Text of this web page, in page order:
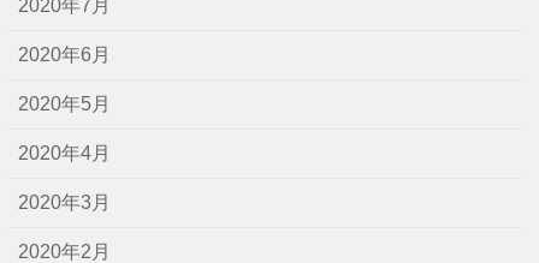
2020年7月
2020年6月
2020年5月
2020年4月
2020年3月
2020年2月